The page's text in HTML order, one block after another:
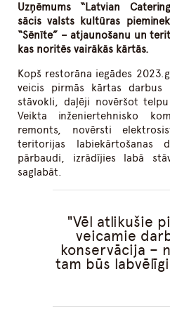
Uzņēmums “Latvian
sācis valsts kultūras
“Sēnīte” – atjaunošanu un
kas noritēs vairākās kārtās.
Kopš restorāna iegādes
veicis pirmās kārtas darbus
stāvokli, daļēji novēršot
Veikta inženiertehnisko
remonts, novērsti
teritorijas labiekārtošanas
pārbaudi, izrādījies labā
saglabāt.
Vēl atlikušie
veicamie
konservācija –
tam būs